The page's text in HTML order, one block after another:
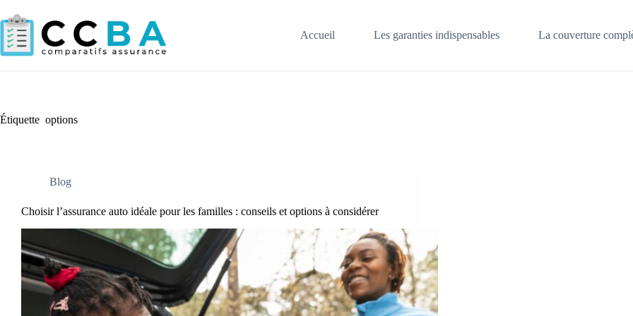
au
contenu
Accueil Les garanties indispensables La couverture
Étiquette options
Blog
Choisir l’assurance auto idéale pour les familles : conseils et options à considérer